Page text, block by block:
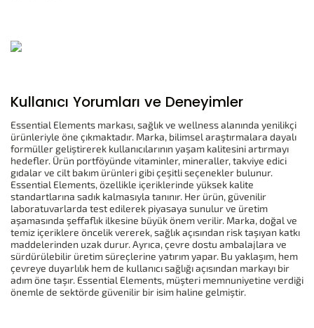
Kullanıcı Yorumları ve Deneyimler
Essential Elements markası, sağlık ve wellness alanında yenilikçi
ürünleriyle öne çıkmaktadır. Marka, bilimsel araştırmalara dayalı
formüller geliştirerek kullanıcılarının yaşam kalitesini artırmayı
hedefler. Ürün portföyünde vitaminler, mineraller, takviye edici
gıdalar ve cilt bakım ürünleri gibi çeşitli seçenekler bulunur.
Essential Elements, özellikle içeriklerinde yüksek kalite
standartlarına sadık kalmasıyla tanınır. Her ürün, güvenilir
laboratuvarlarda test edilerek piyasaya sunulur ve üretim
aşamasında şeffaflık ilkesine büyük önem verilir. Marka, doğal ve
temiz içeriklere öncelik vererek, sağlık açısından risk taşıyan katkı
maddelerinden uzak durur. Ayrıca, çevre dostu ambalajlara ve
sürdürülebilir üretim süreçlerine yatırım yapar. Bu yaklaşım, hem
çevreye duyarlılık hem de kullanıcı sağlığı açısından markayı bir
adım öne taşır. Essential Elements, müşteri memnuniyetine verdiği
önemle de sektörde güvenilir bir isim haline gelmiştir.